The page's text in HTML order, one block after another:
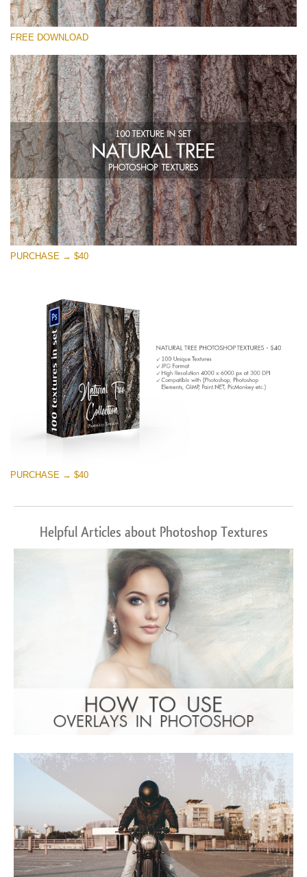
Xin hãy lựa chọn
Small 800*533px
Natural Tree
(100 Textures)
Large 6000*4000px
Entire Collection
(1783 Overlays)
Large 6000*4000px
Tải xuống miễn phí
FREE DOWNLOAD
PURCHASE → $40
PURCHASE → $40
Helpful Articles about Photoshop Textures